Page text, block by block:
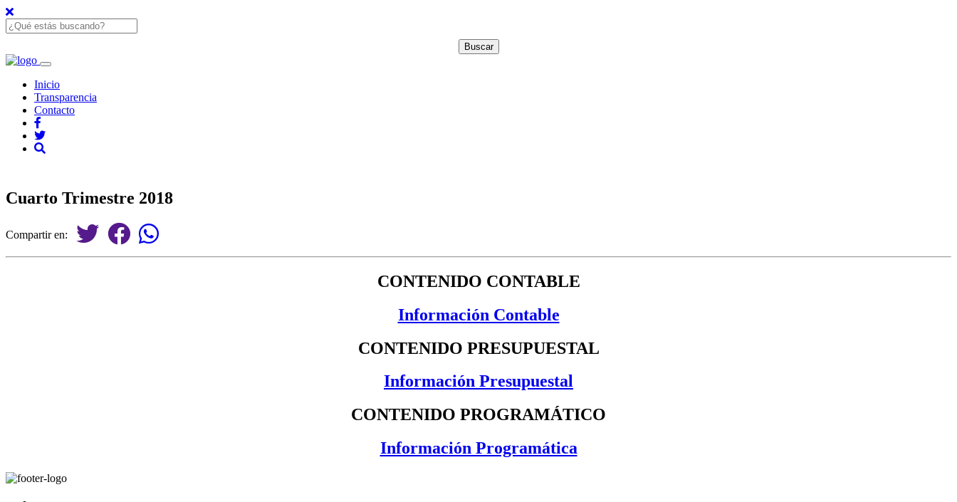
Inicio
Transparencia
Contacto
Cuarto Trimestre 2018
Compartir en:
CONTENIDO CONTABLE
Información Contable
CONTENIDO PRESUPUESTAL
Información Presupuestal
CONTENIDO PROGRAMÁTICO
Información Programática